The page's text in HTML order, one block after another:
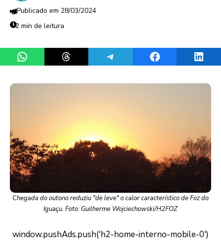
28/03/2024
2 min de leitura
Share on WhatsAppShare on ThreadsShare on TelegramShare on Facebook
Chegada do outono reduziu "de leve" o calor característico de Foz do
Iguaçu. Foto: Guilherme Wojciechowski/H2FOZ